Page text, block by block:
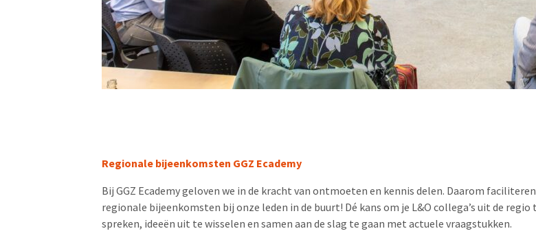
Regionale bijeenkomsten GGZ Ecademy
Bij GGZ Ecademy geloven we in de kracht van ontmoeten en kennis delen. Daarom
regionale bijeenkomsten bij onze leden in de buurt! Dé kans om je L&O collega’s uit de regio
spreken, ideeën uit te wisselen en samen aan de slag te gaan met actuele vraagstukken.